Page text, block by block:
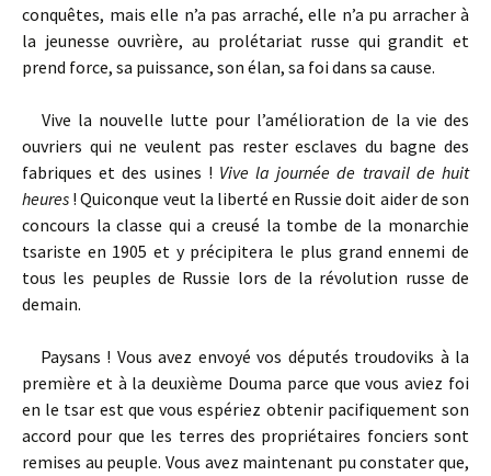
conquêtes, mais elle n’a pas arraché, elle n’a pu arracher à
la jeunesse ouvrière, au prolétariat russe qui grandit et
prend force, sa puissance, son élan, sa foi dans sa cause.
Vive la nouvelle lutte pour l’amélioration de la vie des
ouvriers qui ne veulent pas rester esclaves du bagne des
fabriques et des usines ! Vive la journée de travail de huit
heures ! Quiconque veut la liberté en Russie doit aider de son
concours la classe qui a creusé la tombe de la monarchie
tsariste en 1905 et y précipitera le plus grand ennemi de
tous les peuples de Russie lors de la révolution russe de
demain.
Paysans ! Vous avez envoyé vos députés troudoviks à la
première et à la deuxième Douma parce que vous aviez foi
en le tsar est que vous espériez obtenir pacifiquement son
accord pour que les terres des propriétaires fonciers sont
remises au peuple. Vous avez maintenant pu constater que,